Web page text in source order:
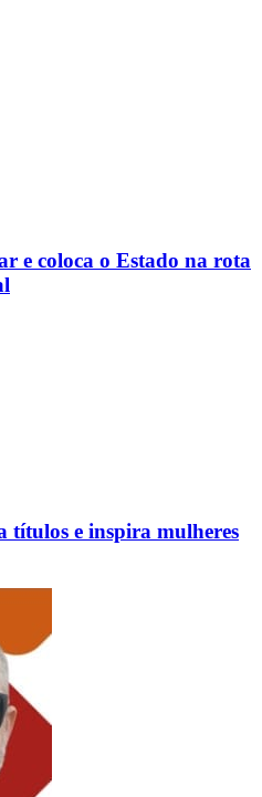
e coloca o Estado na rota
títulos e inspira mulheres